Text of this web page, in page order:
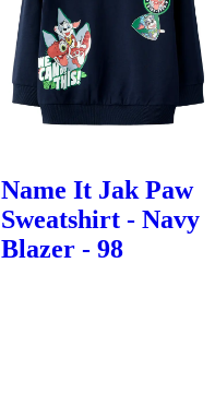
Name It Jak Paw
Sweatshirt - Navy
Blazer - 98